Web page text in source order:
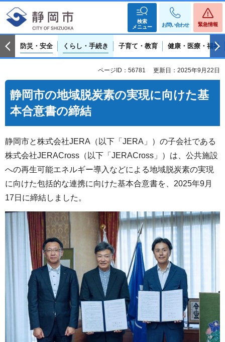
検索
メニュー
お問い合わせ 緊急情報
防災・安全 くらし・手続き 子育て・教育 健康・医療・福祉
ページID：56781 更新日：2025年9月22日
静岡市の地域脱炭素の実現に向けた基
本合意書の締結
静岡市と株式会社JERA（以下「JERA」）の子会社である
株式会社JERACross（以下「JERACross」）は、公共施設
への再生可能エネルギー導入などによる地域脱炭素の実現
に向けた包括的な連携に向けた基本合意書を、2025年9月
17日に締結しました。